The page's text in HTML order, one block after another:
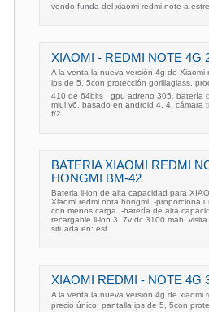
vendo funda del xiaomi redmi note a
XIAOMI - REDMI NOTE 4G
A la venta la nueva versión 4g de Xiaomi
ips de 5, 5con protección gorillaglass.
410 de 64bits , gpu adreno 305. batería
miui v6, basado en android 4. 4. cámara
f/2.
BATERIA XIAOMI REDMI
HONGMI BM-42
Bateria ii-ion de alta capacidad para
Xiaomi redmi nota hongmi. -proporciona
con menos carga. -batería de alta
recargable li-ion 3. 7v dc 3100 mah.
situada en: est
XIAOMI REDMI - NOTE 4G
A la venta la nueva versión 4g de xiaomi
precio único. pantalla ips de 5, 5con